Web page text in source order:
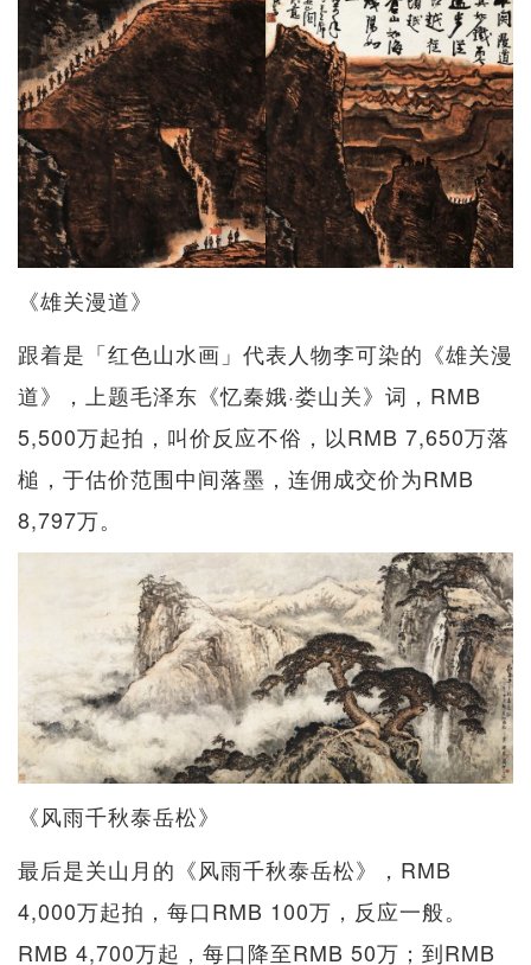
《雄关漫道》
跟着是「红色山水画」代表人物李可染的《雄关漫
道》，上题毛泽东《忆秦娥·娄山关》词，RMB
5,500万起拍，叫价反应不俗，以RMB 7,650万落
槌，于估价范围中间落墨，连佣成交价为RMB
8,797万。
《风雨千秋泰岳松》
最后是关山月的《风雨千秋泰岳松》，RMB
4,000万起拍，每口RMB 100万，反应一般。
RMB 4,700万起，每口降至RMB 50万；到RMB